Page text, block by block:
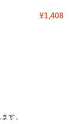
¥1,408
す。